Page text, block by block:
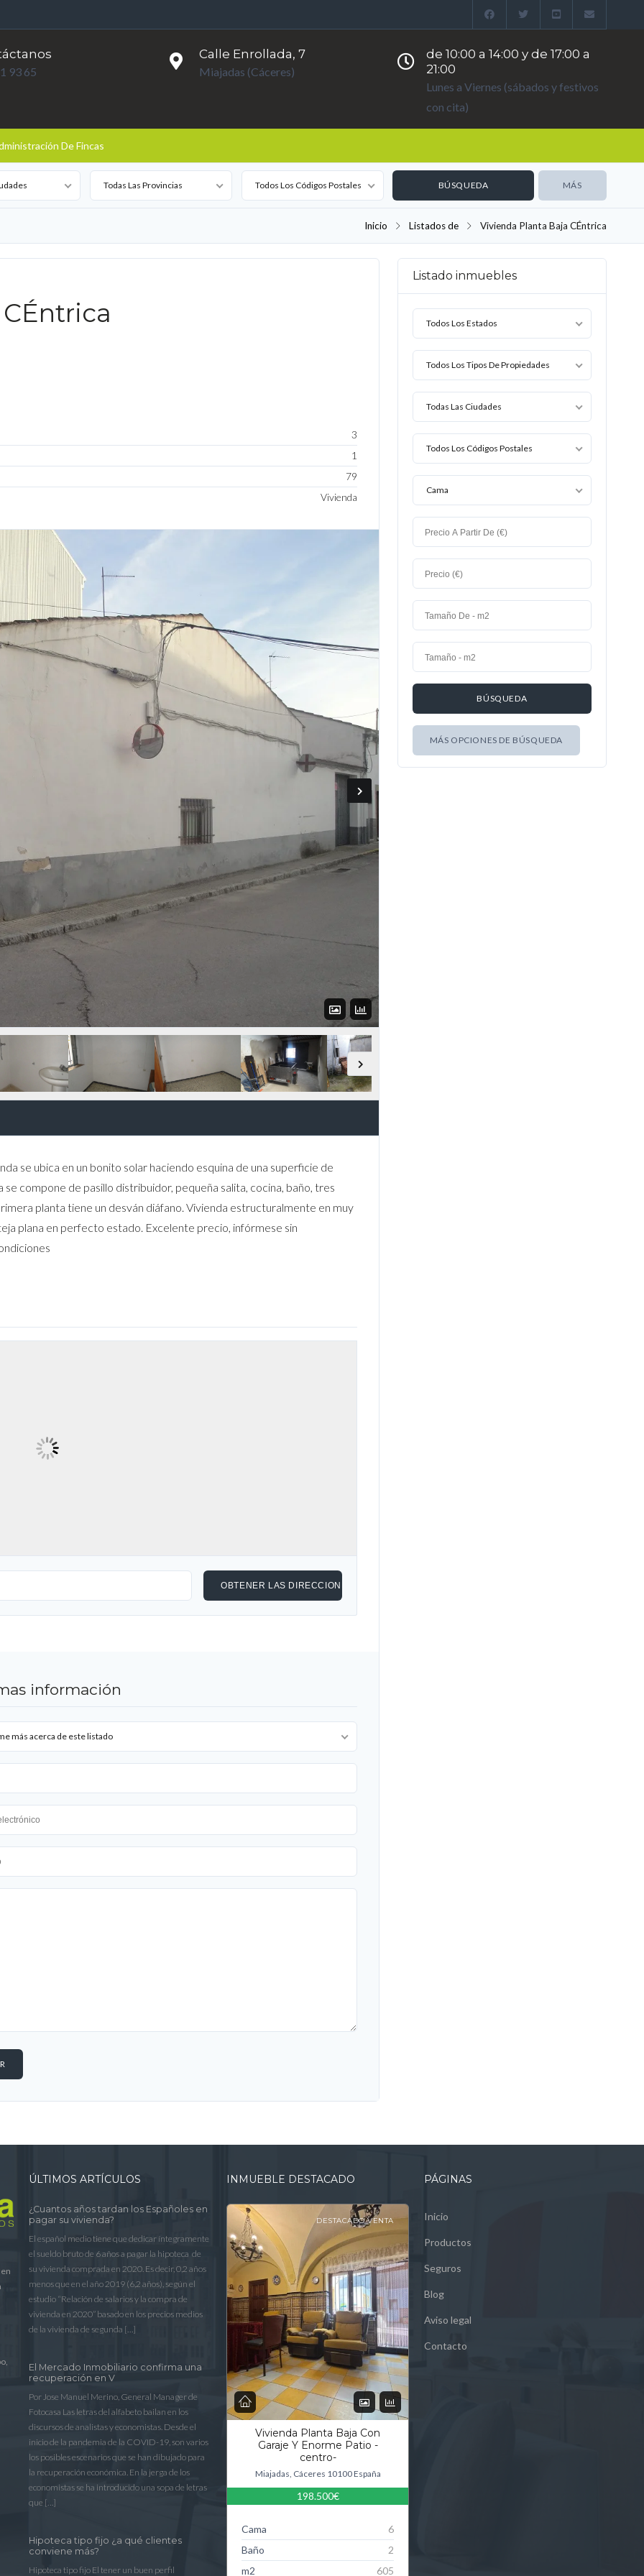
93 65
Calle Enrollada, 7
Miajadas (Cáceres)
de 10:00 a 14:00 y de 17:00 a
21:00
Lunes a Viernes (sábados y festivos
con cita)
De Fincas
Todas Las Provincias Todos Los Códigos Postales MÁS
Inicio Listados de Vivienda Planta Baja CÉntrica
3
1
79
Vivienda
se ubica en un bonito solar haciendo esquina de una superficie de
compone de pasillo distribuidor, pequeña salita, cocina, baño, tres
planta tiene un desván diáfano. Vivienda estructuralmente en muy
plana en perfecto estado. Excelente precio, infórmese sin
información
más acerca de este listado
Listado inmuebles
Todos Los Estados
Todos Los Tipos De Propiedades
Todas Las Ciudades
Todos Los Códigos Postales
Cama
MÁS OPCIONES DE BÚSQUEDA
ÚLTIMOS ARTÍCULOS
¿Cuantos años tardan los Españoles en
pagar su vivienda?
El español medio tiene que dedicar íntegramente
el sueldo bruto de 6 años a pagar la hipoteca de
su vivienda comprada en 2020. Es decir, 0,2 años
menos que en el año 2019 (6,2 años), según el
estudio “Relación de salarios y la compra de
vivienda en 2020” basado en los precios medios
de la vivienda de segunda […]
El Mercado Inmobiliario confirma una
recuperación en V
Por Jose Manuel Merino, General Manager de
Fotocasa Las letras del alfabeto bailan en los
discursos de analistas y economistas. Desde el
inicio de la pandemia de la COVID-19, son varios
los posibles escenarios que se han dibujado para
la recuperación económica. En la jerga de los
economistas se ha introducido una sopa de letras
que […]
Hipoteca tipo fijo ¿a qué clientes
conviene más?
Hipoteca tipo fijo El tener un buen perfil
INMUEBLE DESTACADO
DESTACADO VENTA
Vivienda Planta Baja Con
Garaje Y Enorme Patio -
centro-
Miajadas, Cáceres 10100 España
198.500€
Cama
6
Baño
2
m2
605
PÁGINAS
Inicio
Productos
Seguros
Blog
Aviso legal
Contacto